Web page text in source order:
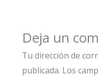
Deja un
Tu dirección de
publicada. Los